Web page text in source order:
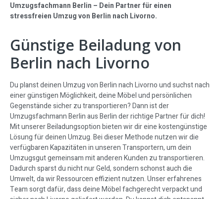
Umzugsfachmann Berlin – Dein Partner für einen
stressfreien Umzug von Berlin nach Livorno.
Günstige Beiladung von
Berlin nach Livorno
Du planst deinen Umzug von Berlin nach Livorno und suchst nach
einer günstigen Möglichkeit, deine Möbel und persönlichen
Gegenstände sicher zu transportieren? Dann ist der
Umzugsfachmann Berlin aus Berlin der richtige Partner für dich!
Mit unserer Beiladungsoption bieten wir dir eine kostengünstige
Lösung für deinen Umzug. Bei dieser Methode nutzen wir die
verfügbaren Kapazitäten in unseren Transportern, um dein
Umzugsgut gemeinsam mit anderen Kunden zu transportieren.
Dadurch sparst du nicht nur Geld, sondern schonst auch die
Umwelt, da wir Ressourcen effizient nutzen. Unser erfahrenes
Team sorgt dafür, dass deine Möbel fachgerecht verpackt und